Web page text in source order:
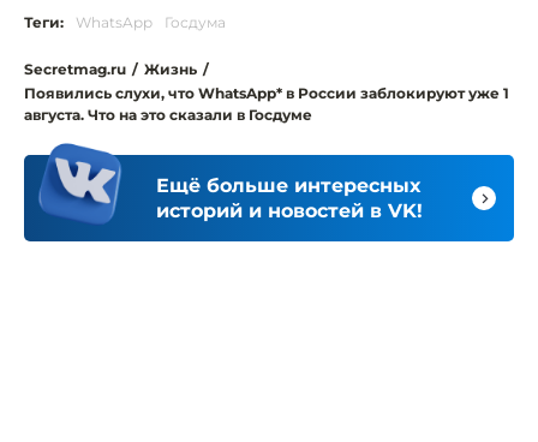
Теги: WhatsApp Госдума
Secretmag.ru / Жизнь /
Появились слухи, что WhatsApp* в России заблокируют уже 1
августа. Что на это сказали в Госдуме
Ещё больше интересных
историй и новостей в VK!